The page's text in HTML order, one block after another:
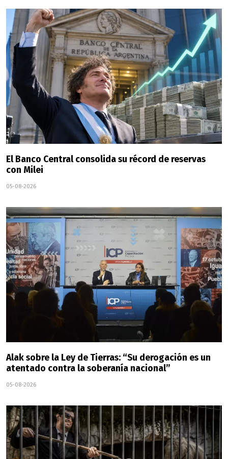
El Banco Central consolida su récord de reservas
con Milei
05-08-2026
Alak sobre la Ley de Tierras: “Su derogación es un
atentado contra la soberanía nacional”
05-08-2026